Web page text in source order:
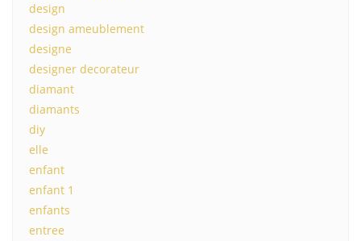
design
design ameublement
designe
designer decorateur
diamant
diamants
diy
elle
enfant
enfant 1
enfants
entree